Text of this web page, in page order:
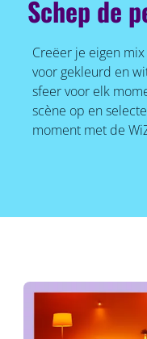
Schep de
Creëer je eigen
voor gekleurd en
sfeer voor elk
scène op en
moment met de